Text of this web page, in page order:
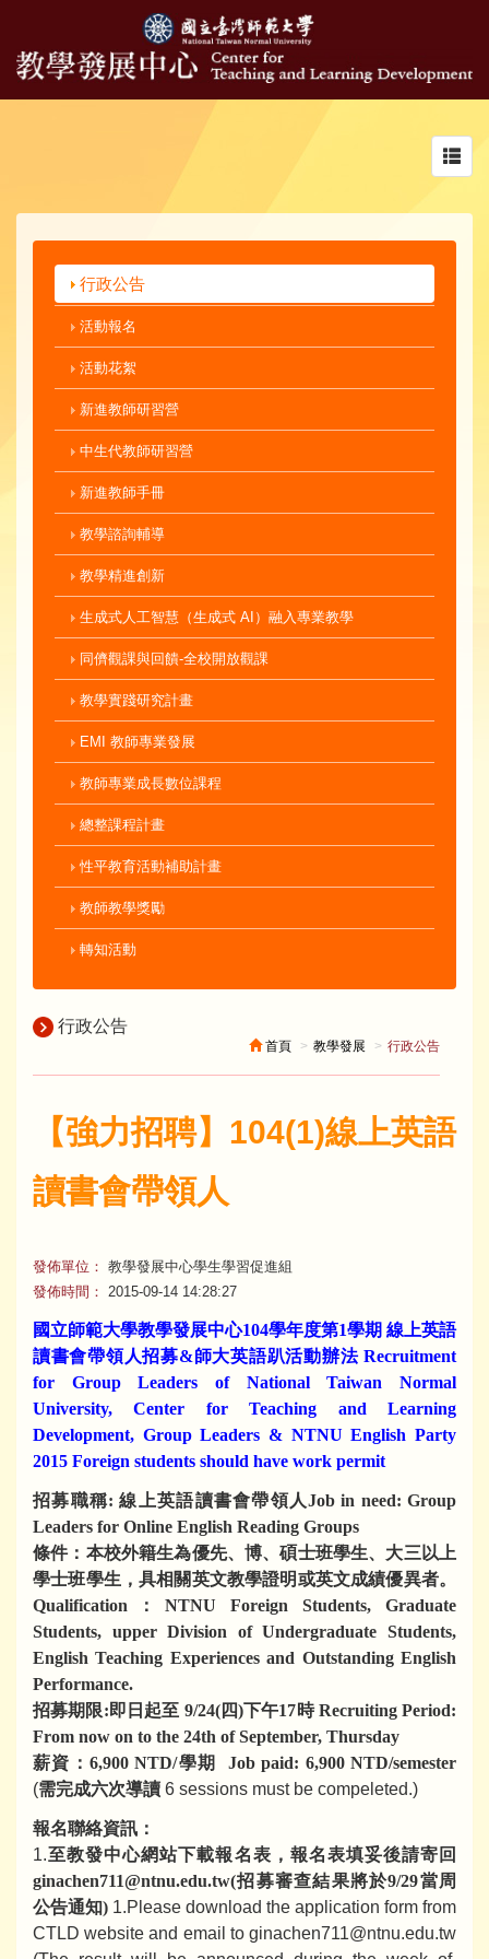
行政公告
活動報名
活動花絮
新進教師研習營
中生代教師研習營
新進教師手冊
教學諮詢輔導
教學精進創新
生成式人工智慧（生成式 AI）融入專業教學
同儕觀課與回饋-全校開放觀課
教學實踐研究計畫
EMI 教師專業發展
教師專業成長數位課程
總整課程計畫
性平教育活動補助計畫
教師教學獎勵
轉知活動
行政公告
首頁 教學發展 行政公告
【強力招聘】104(1)線上英語
讀書會帶領人
發佈單位： 教學發展中心學生學習促進組
發佈時間：
2015-09-14 14:28:27
國立師範大學教學發展中心104學年度第1學期 線上英語
讀書會帶領人招募&師大英語趴活動辦法 Recruitment
for Group Leaders of National Taiwan Normal
University, Center for Teaching and Learning
Development, Group Leaders & NTNU English Party
2015 Foreign students should have work permit
招募職稱: 線上英語讀書會帶領人Job in need: Group
Leaders for Online English Reading Groups
條件：本校外籍生為優先、博、碩士班學生、大三以上
學士班學生，具相關英文教學證明或英文成績優異者。
Qualification：NTNU Foreign Students, Graduate
Students, upper Division of Undergraduate Students,
English Teaching Experiences and Outstanding English
Performance.
招募期限:即日起至 9/24(四)下午17時 Recruiting Period:
From now on to the 24th of September, Thursday
薪資：6,900 NTD/學期 Job paid: 6,900 NTD/semester
(需完成六次導讀 6 sessions must be compeleted.)
報名聯絡資訊：
1.至教發中心網站下載報名表，報名表填妥後請寄回
ginachen711@ntnu.edu.tw(招募審查結果將於9/29當周
公告通知) 1.Please download the application form from
CTLD website and email to ginachen711@ntnu.edu.tw